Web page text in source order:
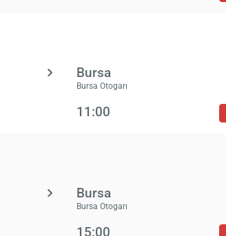
Bursa
Bursa Otogarı
11:00
Bursa
Bursa Otogarı
15:00